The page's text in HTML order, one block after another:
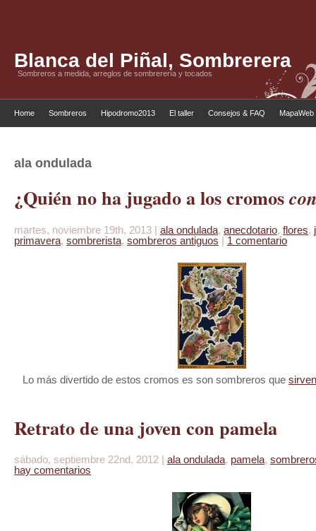
Blanca del Piñal, Sombrerera
Sombreros a medida, arreglos de sombrerería y tocados
Home Sombreros Hipodromo2013 El taller Consejos & FAQ MapaWeb
ala ondulada
¿Quién no ha jugado a los cromos
martes, noviembre 19th, 2013 | ala ondulada, anecdotario, flores,
primavera, sombrerista, sombreros antiguos | 1 comentario
Lo más divertido de estos cromos es son sombreros que
Retrato de una joven con pamela
sábado, septiembre 22nd, 2012 | ala ondulada, pamela,
hay comentarios